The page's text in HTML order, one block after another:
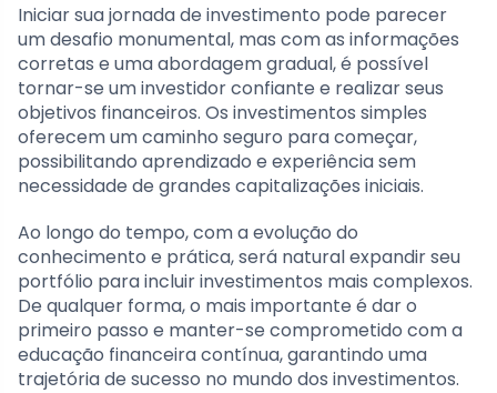
Iniciar sua jornada de investimento pode parecer
um desafio monumental, mas com as informações
corretas e uma abordagem gradual, é possível
tornar-se um investidor confiante e realizar seus
objetivos financeiros. Os investimentos simples
oferecem um caminho seguro para começar,
possibilitando aprendizado e experiência sem
necessidade de grandes capitalizações iniciais.
Ao longo do tempo, com a evolução do
conhecimento e prática, será natural expandir seu
portfólio para incluir investimentos mais complexos.
De qualquer forma, o mais importante é dar o
primeiro passo e manter-se comprometido com a
educação financeira contínua, garantindo uma
trajetória de sucesso no mundo dos investimentos.